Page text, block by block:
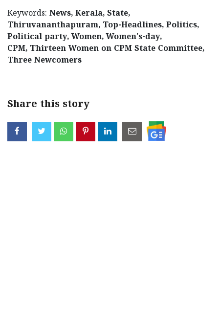
Keywords: News, Kerala, State,
Thiruvananthapuram, Top-Headlines, Politics,
Political party, Women, Women's-day,
CPM, Thirteen Women on CPM State Committee,
Three Newcomers
Share this story